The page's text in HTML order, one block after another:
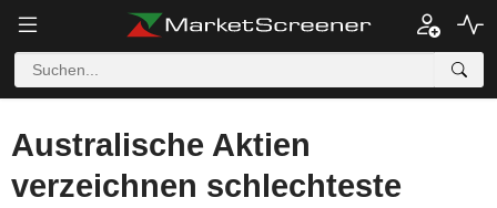
Australische Aktien
verzeichnen schlechteste